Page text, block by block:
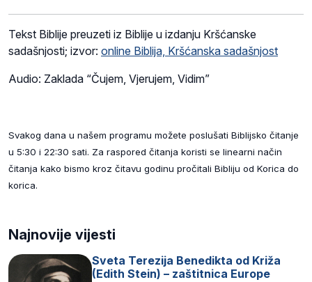
Tekst Biblije preuzeti iz Biblije u izdanju Kršćanske
sadašnjosti; izvor: online Biblija, Kršćanska sadašnjost
Audio: Zaklada “Čujem, Vjerujem, Vidim”
Svakog dana u našem programu možete poslušati Biblijsko čitanje
u 5:30 i 22:30 sati. Za raspored čitanja koristi se linearni način
čitanja kako bismo kroz čitavu godinu pročitali Bibliju od Korica do
korica.
Najnovije vijesti
Sveta Terezija Benedikta od Križa
(Edith Stein) – zaštitnica Europe